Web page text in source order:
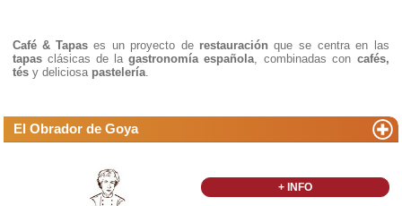
Café & Tapas es un proyecto de restauración que se centra en las
tapas clásicas de la gastronomía española , combinadas con cafés,
tés y deliciosa pastelería
El Obrador de Goya
+ INFO